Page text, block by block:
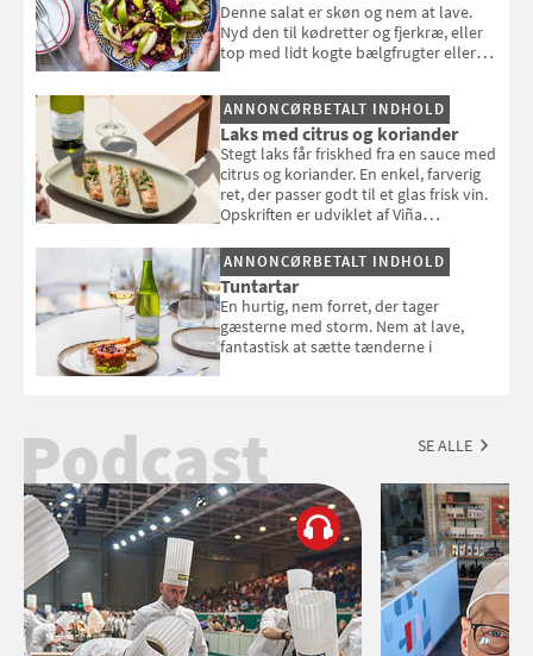
Denne salat er skøn og nem at lave.
Nyd den til kødretter og fjerkræ, eller
top med lidt kogte bælgfrugter eller
selvstændigt måltid. Opskriften er fra
Louisa Lorangs kogebog "Salat".
ANNONCØRBETALT INDHOLD
Laks med citrus og koriander
Stegt laks får friskhed fra en sauce med
citrus og koriander. En enkel, farverig
ret, der passer godt til et glas frisk vin.
Opskriften er udviklet af Viña
ANNONCØRBETALT INDHOLD
Tuntartar
En hurtig, nem forret, der tager
gæsterne med storm. Nem at lave,
fantastisk at sætte tænderne i
Podcast SE ALLE